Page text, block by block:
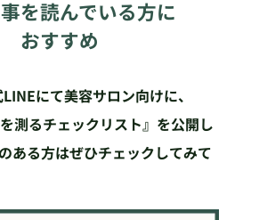
を読んでいる方に
おすすめ
にて美容サロン向けに、
測るチェックリスト』を公開し
ある方はぜひチェックしてみて